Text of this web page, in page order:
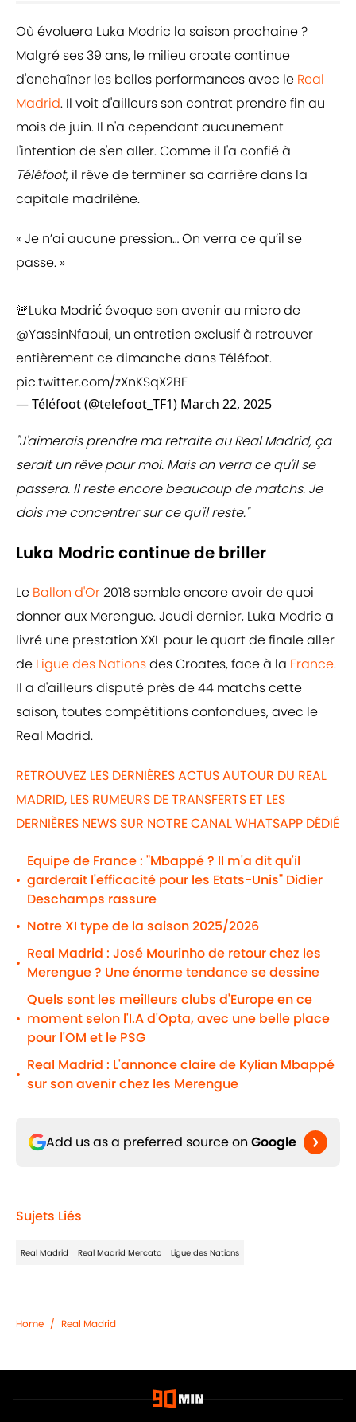
Où évoluera Luka Modric la saison prochaine ?
Malgré ses 39 ans, le milieu croate continue
d'enchaîner les belles performances avec le Real
Madrid. Il voit d'ailleurs son contrat prendre fin au
mois de juin. Il n'a cependant aucunement
l'intention de s'en aller. Comme il l'a confié à
Téléfoot, il rêve de terminer sa carrière dans la
capitale madrilène.
« Je n’ai aucune pression… On verra ce qu’il se
passe. »
🚨Luka Modrić évoque son avenir au micro de
@YassinNfaoui, un entretien exclusif à retrouver
entièrement ce dimanche dans Téléfoot.
pic.twitter.com/zXnKSqX2BF
— Téléfoot (@telefoot_TF1) March 22, 2025
"J'aimerais prendre ma retraite au Real Madrid, ça
serait un rêve pour moi. Mais on verra ce qu'il se
passera. Il reste encore beaucoup de matchs. Je
dois me concentrer sur ce qu'il reste."
Luka Modric continue de briller
Le Ballon d'Or2018 semble encore avoir de quoi
donner aux Merengue. Jeudi dernier, Luka Modric a
livré une prestation XXL pour le quart de finale aller
de Ligue des Nationsdes Croates, face à la France.
Il a d'ailleurs disputé près de 44 matchs cette
saison, toutes compétitions confondues, avec le
Real Madrid.
RETROUVEZ LES DERNIÈRES ACTUS AUTOUR DU REAL
MADRID, LES RUMEURS DE TRANSFERTS ET LES
DERNIÈRES NEWS SUR NOTRE CANAL WHATSAPP DÉDIÉ
•
Equipe de France : "Mbappé ? Il m'a dit qu'il
garderait l'efficacité pour les Etats-Unis" Didier
Deschamps rassure
• Notre XI type de la saison 2025/2026
•
Real Madrid : José Mourinho de retour chez les
Merengue ? Une énorme tendance se dessine
•
Quels sont les meilleurs clubs d'Europe en ce
moment selon l'I.A d'Opta, avec une belle place
pour l'OM et le PSG
•
Real Madrid : L'annonce claire de Kylian Mbappé
sur son avenir chez les Merengue
Add us as a preferred source on Google
Sujets Liés
Real Madrid Real Madrid Mercato Ligue des Nations
Home / Real Madrid